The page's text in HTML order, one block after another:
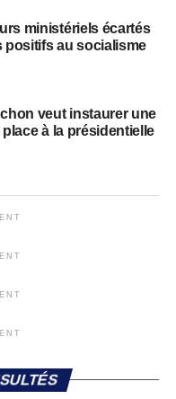
ministériels écartés
positifs au socialisme
veut instaurer une
à la présidentielle